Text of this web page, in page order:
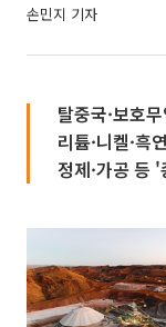
손민지 기자
탈중국·보호
리튬·니켈·흑
정제·가공 등